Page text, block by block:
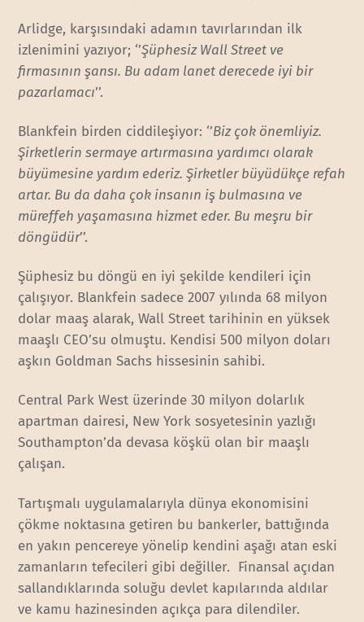
Arlidge, karşısındaki adamın tavırlarından ilk
izlenimini yazıyor; ‘’Şüphesiz Wall Street ve
firmasının şansı. Bu adam lanet derecede iyi bir
pazarlamacı’’.
Blankfein birden ciddileşiyor: ‘’Biz çok önemliyiz.
Şirketlerin sermaye artırmasına yardımcı olarak
büyümesine yardım ederiz. Şirketler büyüdükçe refah
artar. Bu da daha çok insanın iş bulmasına ve
müreffeh yaşamasına hizmet eder. Bu meşru bir
döngüdür’’.
Şüphesiz bu döngü en iyi şekilde kendileri için
çalışıyor. Blankfein sadece 2007 yılında 68 milyon
dolar maaş alarak, Wall Street tarihinin en yüksek
maaşlı CEO’su olmuştu. Kendisi 500 milyon doları
aşkın Goldman Sachs hissesinin sahibi.
Central Park West üzerinde 30 milyon dolarlık
apartman dairesi, New York sosyetesinin yazlığı
Southampton’da devasa köşkü olan bir maaşlı
çalışan.
Tartışmalı uygulamalarıyla dünya ekonomisini
çökme noktasına getiren bu bankerler, battığında
en yakın pencereye yönelip kendini aşağı atan eski
zamanların tefecileri gibi değiller. Finansal açıdan
sallandıklarında soluğu devlet kapılarında aldılar
ve kamu hazinesinden açıkça para dilendiler.